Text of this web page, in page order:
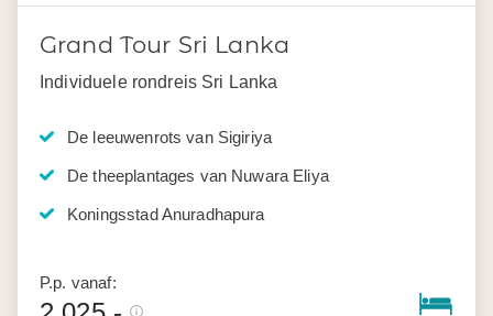
Grand Tour Sri Lanka
Individuele rondreis Sri Lanka
De leeuwenrots van Sigiriya
De theeplantages van Nuwara Eliya
Koningsstad Anuradhapura
P.p. vanaf: